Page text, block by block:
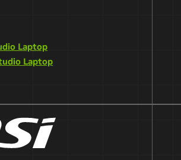
Laptop
Laptop